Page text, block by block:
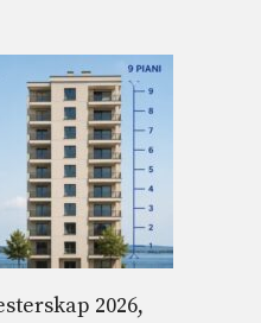
2026,